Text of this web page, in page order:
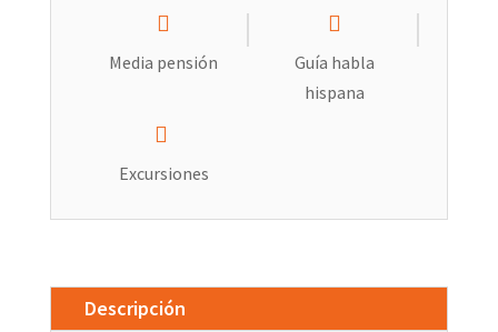
Media pensión
Guía habla
hispana
Excursiones
Descripción